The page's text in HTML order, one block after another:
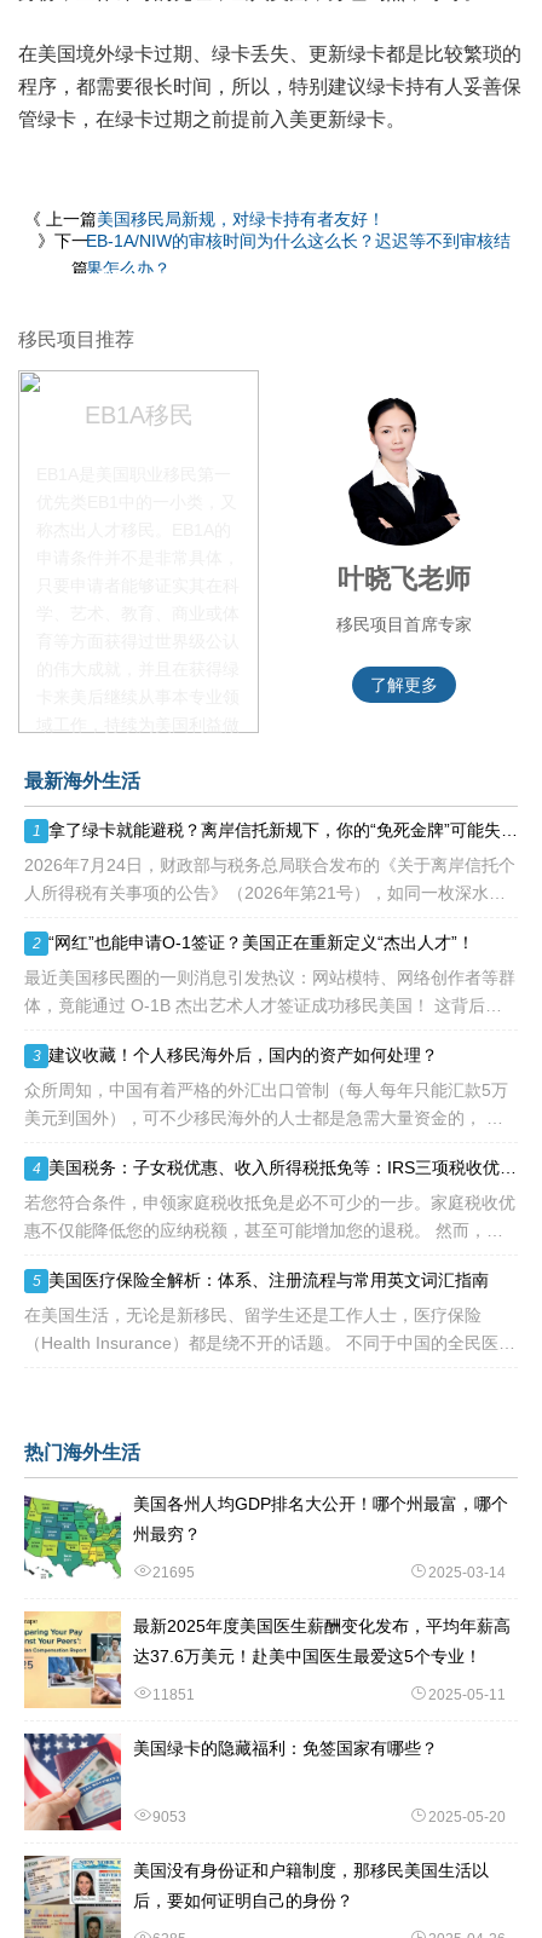
在美国境外绿卡过期、绿卡丢失、更新绿卡都是比较繁琐的
程序，都需要很长时间，所以，特别建议绿卡持有人妥善保
管绿卡，在绿卡过期之前提前入美更新绿卡。
《 上一篇美国移民局新规，对绿卡持有者友好！
》下一
篇
EB-1A/NIW的审核时间为什么这么长？迟迟等不到审核结
果怎么办？
移民项目推荐
EB1A移民
额占全球移民签证配额的
28.6%，即大约4万个移民
签证，都会用于满足"优
先"移民类别的申请。EB1A
不需要雇主支持、不用办理
等的限制，所以也愈来愈受
到中国杰出人才的青睐。
叶晓飞老师
移民项目首席专家
了解更多
最新海外生活
1
2026年7月24日，财政部与税务总局联合发布的《关于离岸信托个
人所得税有关事项的公告》（2026年第21号），如同一枚深水炸
家税务总局配套发
2 “网红”也能申请O-1签证？美国正在重新定义“杰出人才”！
最近美国移民圈的一则消息引发热议：网站模特、网络创作者等群
体，竟能通过 O-1B 杰出艺术人才签证成功移民美国！ 这背后不
构
3 建议收藏！个人移民海外后，国内的资产如何处理？
众所周知，中国有着严格的外汇出口管制（每人每年只能汇款5万
美元到国外），可不少移民海外的人士都是急需大量资金的， 包
随着近年来国
4
若您符合条件，申领家庭税收抵免是必不可少的一步。家庭税收优
惠不仅能降低您的应纳税额，甚至可能增加您的退税。 然而，您
变动，因为许
5 美国医疗保险全解析：体系、注册流程与常用英文词汇指南
在美国生活，无论是新移民、留学生还是工作人士，医疗保险
（Health Insurance）都是绕不开的话题。 不同于中国的全民医保
热门海外生活
美国各州人均GDP排名大公开！哪个州最富，哪个
州最穷？
21695 2025-03-14
最新2025年度美国医生薪酬变化发布，平均年薪高
达37.6万美元！赴美中国医生最爱这5个专业！
11851 2025-05-11
美国绿卡的隐藏福利：免签国家有哪些？
9053 2025-05-20
美国没有身份证和户籍制度，那移民美国生活以
后，要如何证明自己的身份？